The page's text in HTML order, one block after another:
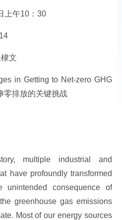
上午10：30
文
in Getting to Net-zero GHG
零排放的关键挑战
multiple industrial and
have profoundly transformed
unintended consequence of
greenhouse gas emissions
Most of our energy sources